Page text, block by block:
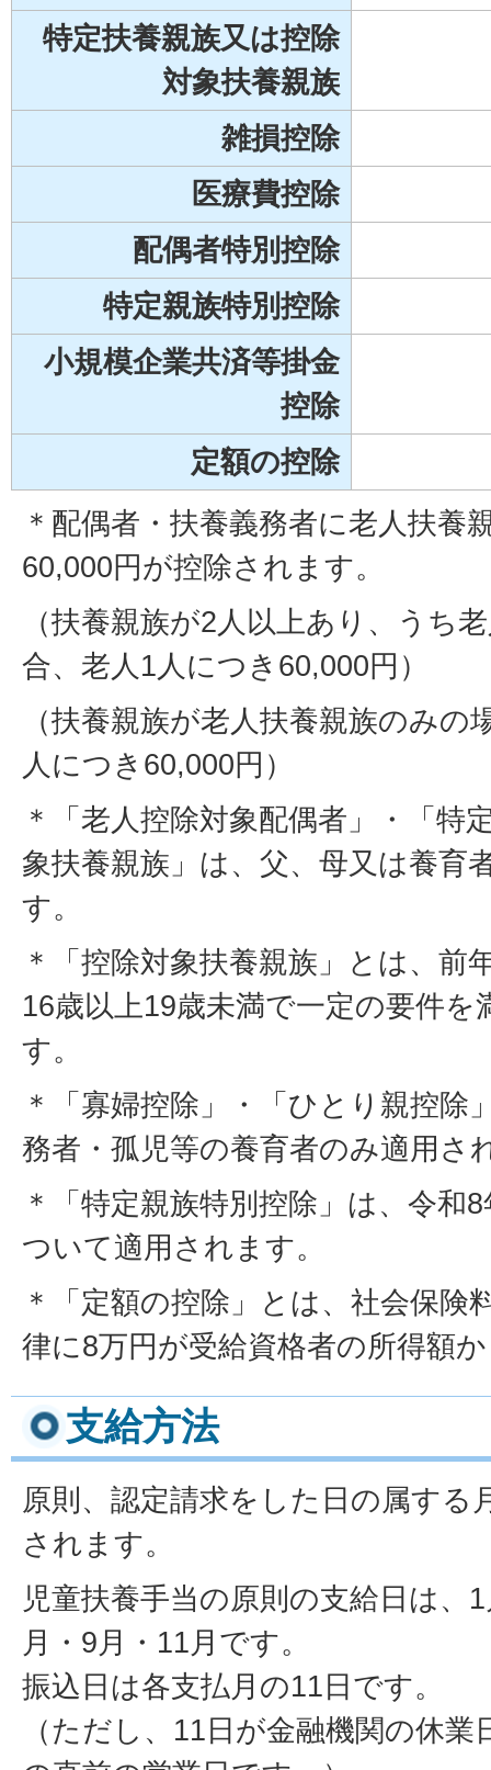
特定扶養親族又は控除
対象扶養親族
雑損控除
医療費控除
配偶者特別控除
特定親族特別控除
小規模企業共済等掛金
控除
定額の控除
＊配偶者・扶養義務者に老人扶養
60,000円が控除されます。
（扶養親族が2人以上あり、うち
合、老人1人につき60,000円）
（扶養親族が老人扶養親族のみの
人につき60,000円）
＊「老人控除対象配偶者」・「特
象扶養親族」は、父、母又は養育
す。
＊「控除対象扶養親族」とは、前
16歳以上19歳未満で一定の要件
す。
＊「寡婦控除」・「ひとり親控除
務者・孤児等の養育者のみ適用さ
＊「特定親族特別控除」は、令和
ついて適用されます。
＊「定額の控除」とは、社会保険
律に8万円が受給資格者の所得額
支給方法
原則、認定請求をした日の属する
されます。
児童扶養手当の原則の支給日は、
月・9月・11月です。
振込日は各支払月の11日です。
（ただし、11日が金融機関の休